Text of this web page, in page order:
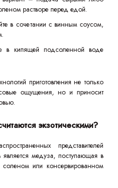
растворе перед едой.
в сочетании с винным соусом,
в кипящей подсоленной воде
приготовления не только
ощущения, но и приносит
экзотическими?
представителей
является медуза, поступающая в
или консервированном